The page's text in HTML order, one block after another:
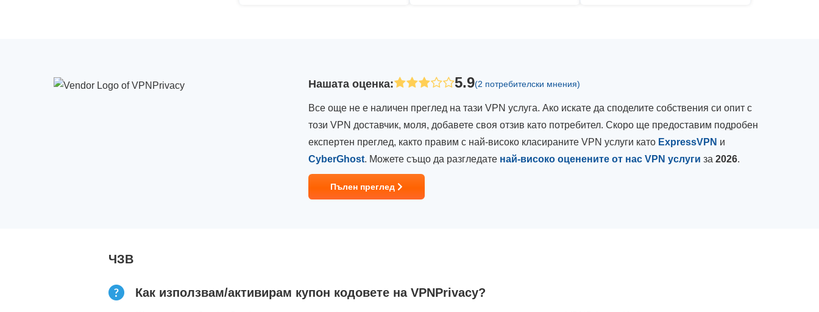
Нашата оценка: 5.9(2 потребителски мнения)
Все още не е наличен преглед на тази VPN услуга. Ако искате да споделите собствения си опит с
този VPN доставчик, моля, добавете своя отзив като потребител. Скоро ще предоставим подробен
експертен преглед, както правим с най-високо класираните VPN услуги като ExpressVPN и
CyberGhost. Можете също да разгледате най-високо оценените от нас VPN услуги за 2026.
Пълен преглед
ЧЗВ
Как използвам/активирам купон кодовете на VPNPrivacy?